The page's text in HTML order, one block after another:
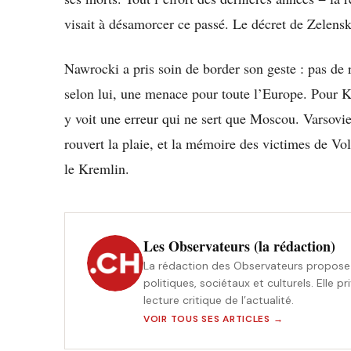
visait à désamorcer ce passé. Le décret de
Nawrocki a pris soin de border son geste : pas
selon lui, une menace pour toute l’Europe. Pour
y voit une erreur qui ne sert que Moscou.
rouvert la plaie, et la mémoire des victimes de
le Kremlin.
Les Observateurs (la rédaction)
La rédaction des Observateurs
politiques, sociétaux et culturels. Elle
lecture critique de l’actualité.
VOIR TOUS SES ARTICLES →